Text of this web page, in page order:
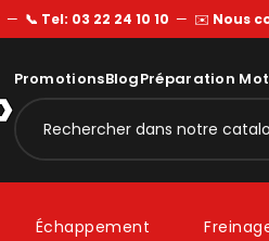
— 📞 Tel: 03 22 24 10 10 — ✉️ Nous
PromotionsBlogPréparation
Échappement